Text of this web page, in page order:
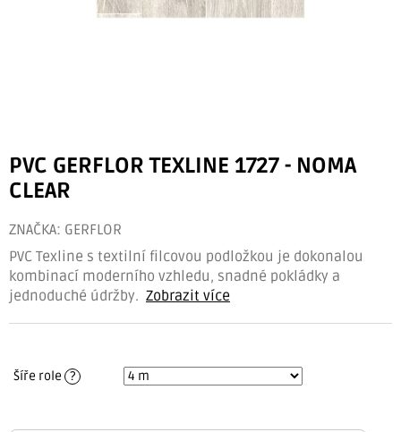
ZNAČKA: GERFLOR
PVC GERFLOR TEXLINE 1727 - NOMA
CLEAR
Šíře role ?
PVC Texline s textilní filcovou podložkou je dokonalou
kombinací moderního vzhledu, snadné pokládky a
jednoduché údržby. Zobrazit více